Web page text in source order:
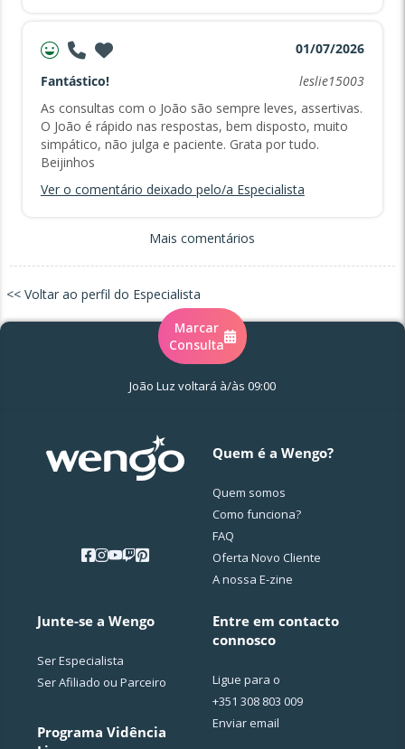
01/07/2026
Fantástico!
leslie15003
As consultas com o João são sempre leves, assertivas.
O João é rápido nas respostas, bem disposto, muito
simpático, não julga e paciente. Grata por tudo.
Beijinhos
Ver o comentário deixado pelo/a Especialista
Mais comentários
<< Voltar ao perfil do Especialista
Marcar
Consulta
João Luz voltará à/às 09:00
Quem é a Wengo?
Quem somos
Como funciona?
FAQ
Oferta Novo Cliente
A nossa E-zine
Junte-se a Wengo
Ser Especialista
Ser Afiliado ou Parceiro
Programa Vidência
Entre em contacto
connosco
Ligue para o
+351 308 803 009
Enviar email